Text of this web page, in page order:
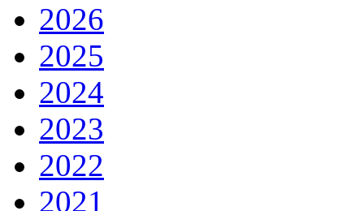
2026
2025
2024
2023
2022
2021